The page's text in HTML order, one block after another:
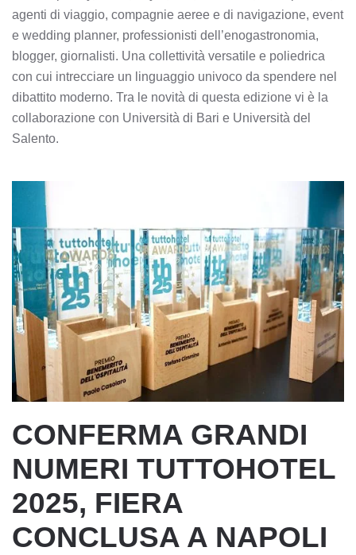
agenti di viaggio, compagnie aeree e di navigazione, event
e wedding planner, professionisti dell’enogastronomia,
blogger, giornalisti. Una collettività versatile e poliedrica
con cui intrecciare un linguaggio univoco da spendere nel
dibattito moderno. Tra le novità di questa edizione vi è la
collaborazione con Università di Bari e Università del
Salento.
CONFERMA GRANDI
NUMERI TUTTOHOTEL
2025, FIERA
CONCLUSA A NAPOLI